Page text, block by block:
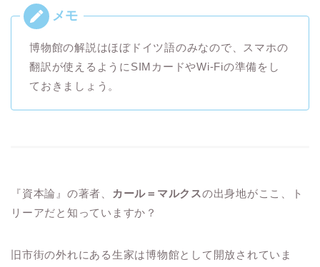
博物館の解説はほぼドイツ語のみなので、スマホの
翻訳が使えるようにSIMカードやWi-Fiの準備をし
ておきましょう。
『資本論』の著者、 カール＝マルクスの出身地がここ、ト
リーアだと知っていますか？
旧市街の外れにある生家は博物館として開放されていま